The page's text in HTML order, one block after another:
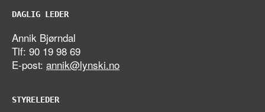
DAGLIG LEDER
Annik Bjørndal
Tlf: 90 19 98 69
E-post: annik@lynski.no
STYRELEDER